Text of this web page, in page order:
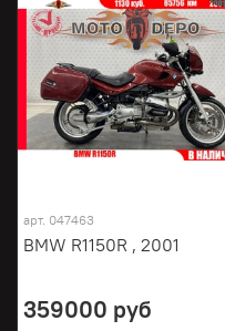
арт. 047463
BMW R1150R , 2001
359000 руб